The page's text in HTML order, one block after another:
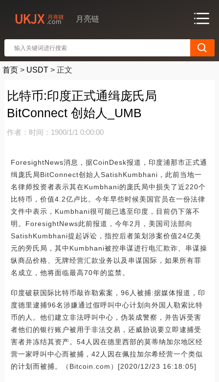
月亮链
首页 > USDT > 正文
比特币:印度正式通缉庞氏局
BitConnect 创始人_UMB
作者： 时间：1900/1/1 0:00:00
ForesightNews消息，据CoinDesk报道，印度浦那市正式通
缉庞氏局BitConnect创始人SatishKumbhani，此前当地一
名律师投资者表示其在Kumbhani的庞氏局中损失了近220个
比特币，价值4.2亿卢比。今年早些时候美国官员在一份法律
文件中表示，Kumbhani很可能已逃至印度，目前仍下落不
明。ForesightNews此前报道，今年2月，美国司法部向
SatishKumbhani提起诉讼，指控后者策划涉案价值24亿美
元的旁氏局，其中Kumbhani被控串谋进行电汇欺诈、串谋操
纵商品价格、无牌经营汇款业务以及串谋国际，如果所有罪
名成立，他将面临最高70年的监禁。
印度破获国际比特币敲诈勒索案，96人被捕:据媒体报道，印
度德里逮捕96名涉嫌通过假呼叫中心计划向外国人勒索比特
币的人。他们建立非法呼叫中心，伪装成警察，并告诉受害
者他们的银行账户被用于非法交易，还威胁说要立即逮捕受
害者并冻结其资产。54人因在德里西部的莫蒂纳加尔地区经
营一家呼叫中心而被捕，42人因在佩拉加尔希经营一个类似
的计划而被捕。（Bitcoin.com）[2020/12/23 16:18:05]